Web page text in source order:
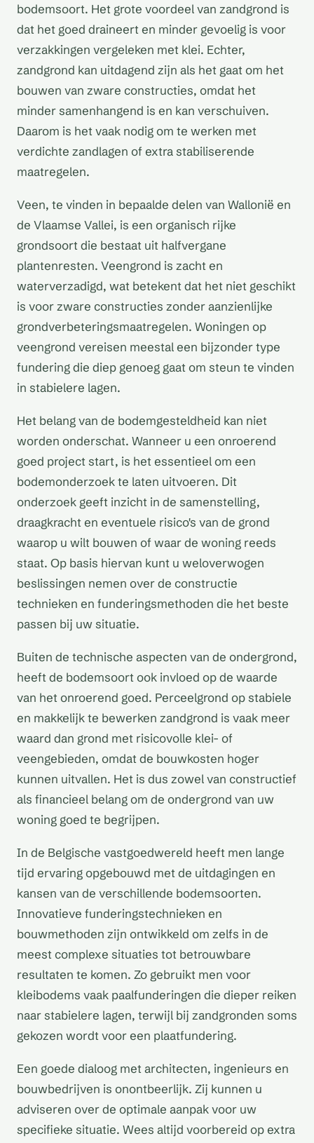
bodemsoort. Het grote voordeel van zandgrond is
dat het goed draineert en minder gevoelig is voor
verzakkingen vergeleken met klei. Echter,
zandgrond kan uitdagend zijn als het gaat om het
bouwen van zware constructies, omdat het
minder samenhangend is en kan verschuiven.
Daarom is het vaak nodig om te werken met
verdichte zandlagen of extra stabiliserende
maatregelen.
Veen, te vinden in bepaalde delen van Wallonië en
de Vlaamse Vallei, is een organisch rijke
grondsoort die bestaat uit halfvergane
plantenresten. Veengrond is zacht en
waterverzadigd, wat betekent dat het niet geschikt
is voor zware constructies zonder aanzienlijke
grondverbeteringsmaatregelen. Woningen op
veengrond vereisen meestal een bijzonder type
fundering die diep genoeg gaat om steun te vinden
in stabielere lagen.
Het belang van de bodemgesteldheid kan niet
worden onderschat. Wanneer u een onroerend
goed project start, is het essentieel om een
bodemonderzoek te laten uitvoeren. Dit
onderzoek geeft inzicht in de samenstelling,
draagkracht en eventuele risico's van de grond
waarop u wilt bouwen of waar de woning reeds
staat. Op basis hiervan kunt u weloverwogen
beslissingen nemen over de constructie
technieken en funderingsmethoden die het beste
passen bij uw situatie.
Buiten de technische aspecten van de ondergrond,
heeft de bodemsoort ook invloed op de waarde
van het onroerend goed. Perceelgrond op stabiele
en makkelijk te bewerken zandgrond is vaak meer
waard dan grond met risicovolle klei- of
veengebieden, omdat de bouwkosten hoger
kunnen uitvallen. Het is dus zowel van constructief
als financieel belang om de ondergrond van uw
woning goed te begrijpen.
In de Belgische vastgoedwereld heeft men lange
tijd ervaring opgebouwd met de uitdagingen en
kansen van de verschillende bodemsoorten.
Innovatieve funderingstechnieken en
bouwmethoden zijn ontwikkeld om zelfs in de
meest complexe situaties tot betrouwbare
resultaten te komen. Zo gebruikt men voor
kleibodems vaak paalfunderingen die dieper reiken
naar stabielere lagen, terwijl bij zandgronden soms
gekozen wordt voor een plaatfundering.
Een goede dialoog met architecten, ingenieurs en
bouwbedrijven is onontbeerlijk. Zij kunnen u
adviseren over de optimale aanpak voor uw
specifieke situatie. Wees altijd voorbereid op extra